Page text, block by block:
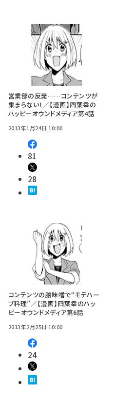
営業部の反発……コンテンツが
集まらない！／【漫画】四葉幸の
ハッピーオウンドメディア第4話
2013年1月24日 10:00
81
28
コンテンツの脳味噌で“モテハー
ブ料理”／【漫画】四葉幸のハッ
ピーオウンドメディア第6話
2013年2月25日 10:00
24